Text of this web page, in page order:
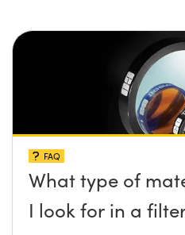
FAQ
What type of
I look for in a